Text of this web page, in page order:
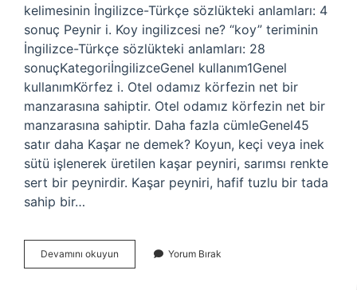
kelimesinin İngilizce-Türkçe sözlükteki anlamları: 4
sonuç Peynir i. Koy ingilizcesi ne? “koy” teriminin
İngilizce-Türkçe sözlükteki anlamları: 28
sonuçKategoriİngilizceGenel kullanım1Genel
kullanımKörfez i. Otel odamız körfezin net bir
manzarasına sahiptir. Otel odamız körfezin net bir
manzarasına sahiptir. Daha fazla cümleGenel45
satır daha Kaşar ne demek? Koyun, keçi veya inek
sütü işlenerek üretilen kaşar peyniri, sarımsı renkte
sert bir peynirdir. Kaşar peyniri, hafif tuzlu bir tada
sahip bir…
Devamını okuyun
Ingilizcesi
Yorum Bırak